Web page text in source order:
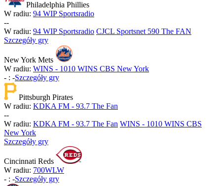
Philadelphia Phillies
W radiu: 94 WIP Sportsradio
--
W radiu: 94 WIP Sportsradio CJCL Sportsnet 590 The FAN
Szczegóły gry
New York Mets
W radiu: WINS - 1010 WINS CBS New York
- : -Szczegóły gry
Pittsburgh Pirates
W radiu: KDKA FM - 93.7 The Fan
--
W radiu: KDKA FM - 93.7 The Fan WINS - 1010 WINS CBS
New York
Szczegóły gry
Cincinnati Reds
W radiu: 700WLW
- : -Szczegóły gry